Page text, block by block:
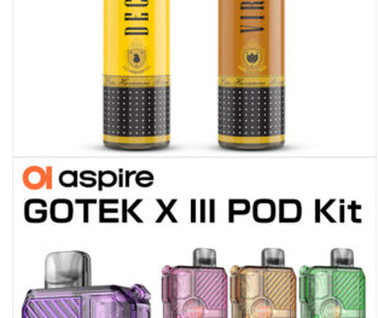
ArcanaMods Extension Kit -
ArcanaMods Glass Tank -